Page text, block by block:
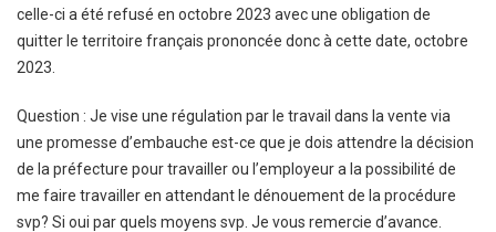
celle-ci a été refusé en octobre 2023 avec une obligation de
quitter le territoire français prononcée donc à cette date, octobre
2023.
Question : Je vise une régulation par le travail dans la vente via
une promesse d’embauche est-ce que je dois attendre la décision
de la préfecture pour travailler ou l’employeur a la possibilité de
me faire travailler en attendant le dénouement de la procédure
svp? Si oui par quels moyens svp. Je vous remercie d’avance.